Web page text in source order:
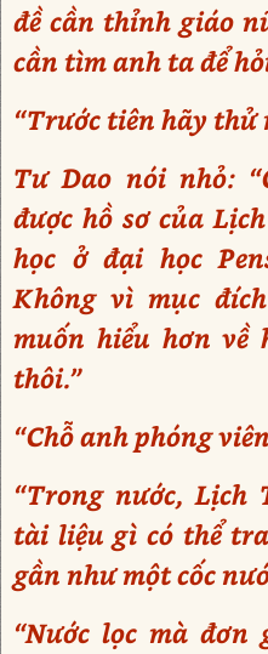
đề cần thỉnh giáo
cần tìm anh ta để
“Trước tiên hãy thử
Tư Dao nói nhỏ:
được hồ sơ của
học ở đại học
Không vì mục
muốn hiểu hơn về
thôi.”
“Chỗ anh phóng
“Trong nước, Lịch
tài liệu gì có thể
gần như một cốc
“Nước lọc mà đơn